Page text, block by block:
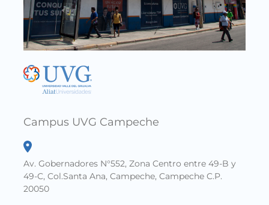
Campus UVG Campeche
Av. Gobernadores N°552, Zona Centro entre 49-B y
49-C, Col.Santa Ana, Campeche, Campeche C.P.
20050